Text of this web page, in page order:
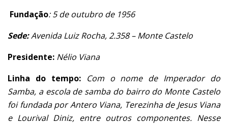
Fundação: 5 de outubro de 1956
Sede:Avenida Luiz Rocha, 2.358 – Monte Castelo
Presidente: Nélio Viana
Linha do tempo:
Com o nome de Imperador do
Samba, a escola de samba do bairro do Monte Castelo
foi fundada por Antero Viana, Terezinha de Jesus Viana
e Lourival Diniz, entre outros componentes. Nesse